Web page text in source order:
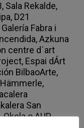
Sala Rekalde,
D21
Fabra i
Azkuna
centre d´art
Espai dÁrt
BilbaoArte,
San
o AUP